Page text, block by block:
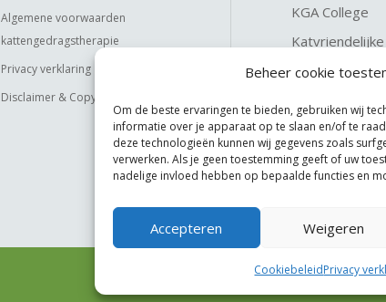
Beheer cookie
Om de beste ervaringen te bieden, gebruiken wij
informatie over je apparaat op te slaan en/of te
deze technologieën kunnen wij gegevens zoals
verwerken. Als je geen toestemming geeft of uw
nadelige invloed hebben op bepaalde functies en
Accepteren Weigeren
CookiebeleidPrivacy
Algemene voorwaarden
kattengedragstherapie
Privacy verklaring
Disclaimer & Copyright
KGA College
KGA
Website made by